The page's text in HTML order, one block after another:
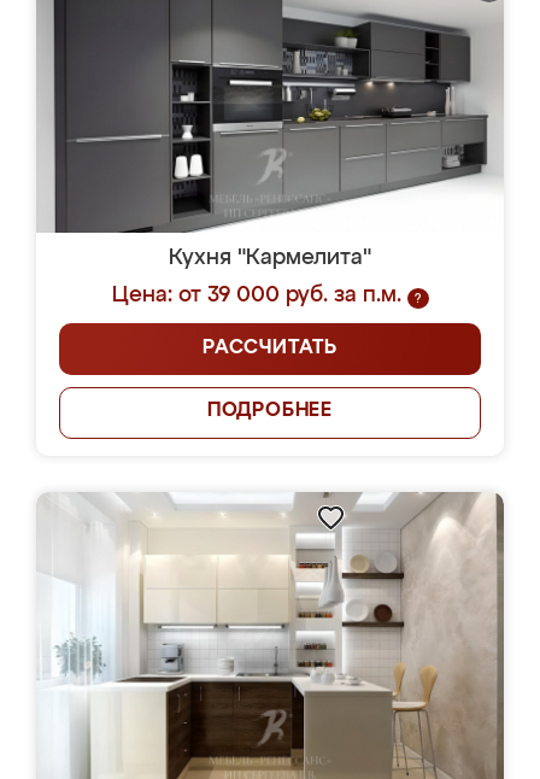
Кухня "Кармелита"
Цена: от 39 000 руб. за п.м.
?
РАССЧИТАТЬ
ПОДРОБНЕЕ